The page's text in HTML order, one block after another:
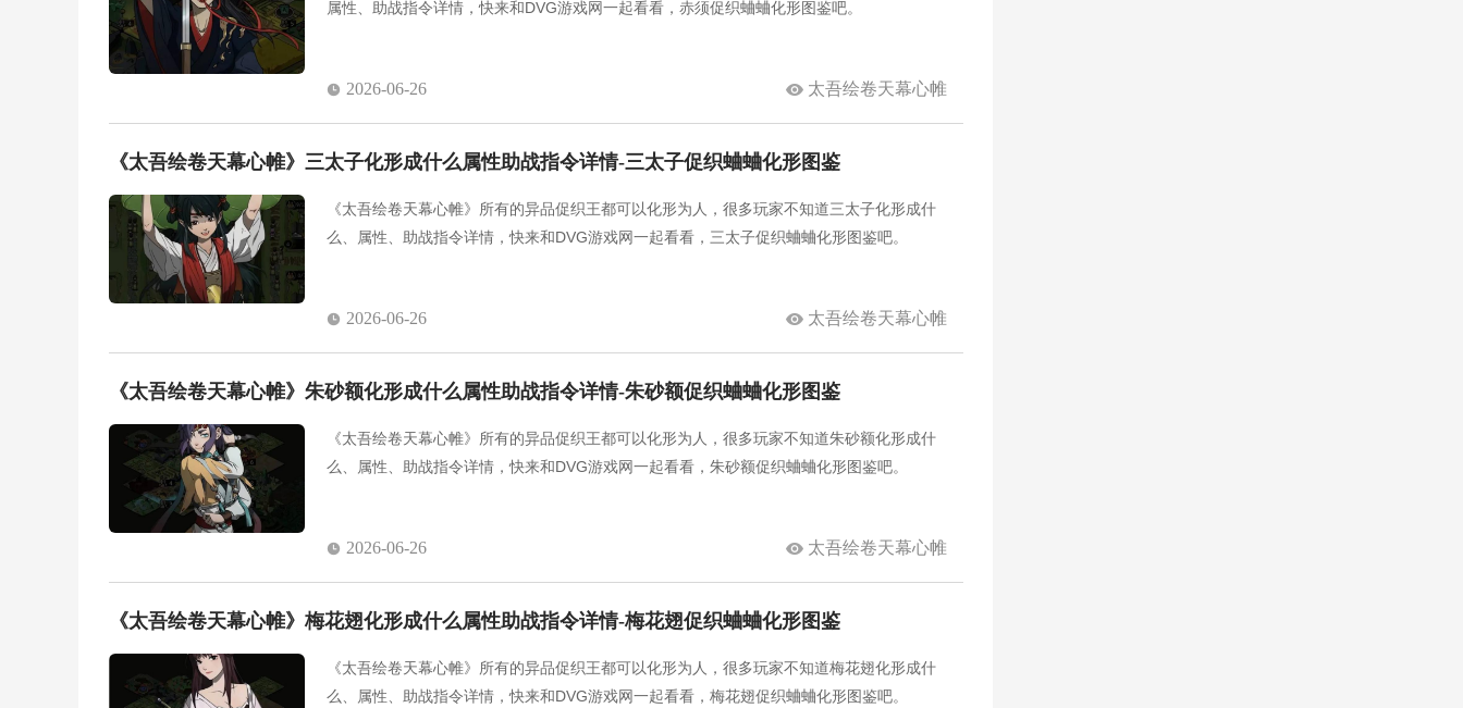
属性、助战指令详情，快来和DVG游戏网一起看看，赤须促织蛐蛐化形图鉴吧。
2026-06-26 太吾绘卷天幕心帷
《太吾绘卷天幕心帷》三太子化形成什么属性助战指令详情-三太子促织蛐蛐化形图鉴
《太吾绘卷天幕心帷》所有的异品促织王都可以化形为人，很多玩家不知道三太子化形成什
么、属性、助战指令详情，快来和DVG游戏网一起看看，三太子促织蛐蛐化形图鉴吧。
2026-06-26 太吾绘卷天幕心帷
《太吾绘卷天幕心帷》朱砂额化形成什么属性助战指令详情-朱砂额促织蛐蛐化形图鉴
《太吾绘卷天幕心帷》所有的异品促织王都可以化形为人，很多玩家不知道朱砂额化形成什
么、属性、助战指令详情，快来和DVG游戏网一起看看，朱砂额促织蛐蛐化形图鉴吧。
2026-06-26 太吾绘卷天幕心帷
《太吾绘卷天幕心帷》梅花翅化形成什么属性助战指令详情-梅花翅促织蛐蛐化形图鉴
《太吾绘卷天幕心帷》所有的异品促织王都可以化形为人，很多玩家不知道梅花翅化形成什
么、属性、助战指令详情，快来和DVG游戏网一起看看，梅花翅促织蛐蛐化形图鉴吧。